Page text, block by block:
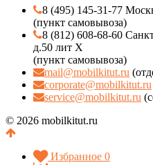
8 (495) 145-31-77
(пункт самовывоза)
8 (812) 608-68-60
д.50 лит Х
(пункт самовывоза)
mail@mobilkitut.ru
corporate@mobilkitut.ru
service@mobilkitut.ru
© 2026 mobilkitut.ru
Избранное 0